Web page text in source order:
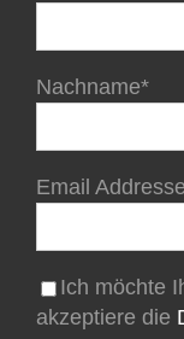
Nachname*
Email
Ich möchte
akzeptiere die